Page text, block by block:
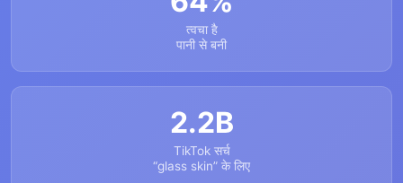
त्वचा है
पानी से बनी
2.2B
TikTok सर्च
“glass skin” के लिए